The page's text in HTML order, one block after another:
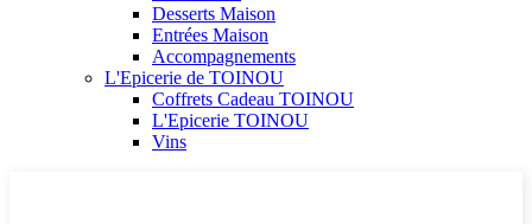
Desserts Maison
Entrées Maison
Accompagnements
L'Epicerie de TOINOU
Coffrets Cadeau TOINOU
L'Epicerie TOINOU
Vins